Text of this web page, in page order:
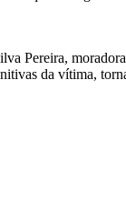
Pereira,
da vítima,